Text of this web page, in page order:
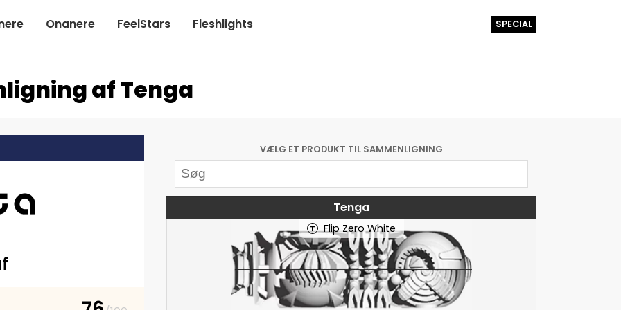
Onanere FeelStars Fleshlights SPECIAL
af Tenga
VÆLG ET PRODUKT TIL SAMMENLIGNING
Tenga
T Flip Zero White